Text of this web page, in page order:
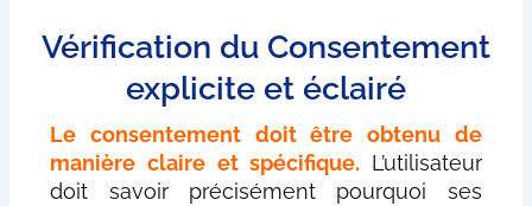
Vérification du Consentement
explicite et éclairé
Le consentement doit être obtenu de
manière claire et spécifique. L’utilisateur
doit savoir précisément pourquoi ses